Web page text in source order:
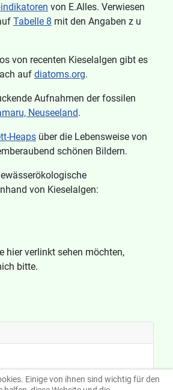
von E.Alles. Verwiesen
Tabelle 8 mit den Angaben z u
von recenten Kieselalgen gibt es
auf diatoms.org.
Aufnahmen der fossilen
Neuseeland.
Heaps über die Lebensweise von
schönen Bildern.
von Kieselalgen:
hier verlinkt sehen möchten,
bitte.
Einige von ihnen sind wichtig für den